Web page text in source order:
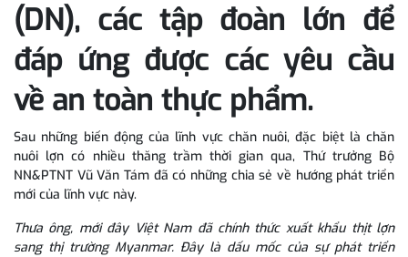
(DN), các tập đoàn lớn để
đáp ứng được các yêu cầu
về an toàn thực phẩm.
Sau những biến động của lĩnh vực chăn nuôi, đặc biệt là chăn
nuôi lợn có nhiều thăng trầm thời gian qua, Thứ trưởng Bộ
NN&PTNT Vũ Văn Tám đã có những chia sẻ về hướng phát triển
mới của lĩnh vực này.
Thưa ông, mới đây Việt Nam đã chính thức xuất khẩu thịt lợn
sang thị trường Myanmar. Đây là dấu mốc của sự phát triển